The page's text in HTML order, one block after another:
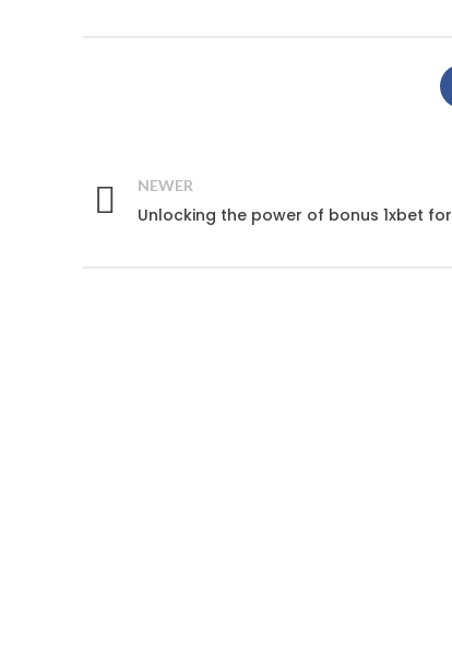
NEWER
Unlocking the power of bonus 1xbet for